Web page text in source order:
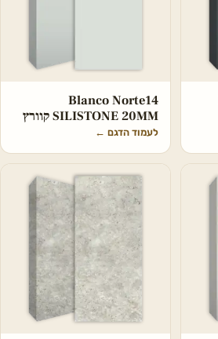
Blanco Norte14
SILISTONE 20MM קוורץ
לעמוד הדגם ←